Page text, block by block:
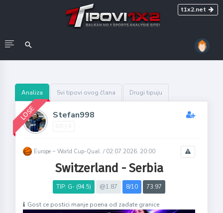
t1x2.net
Analiza Svi tipovi ovog člana Drugi tipuju
LOSE Stefan998
Europe ~ World Cup-Qual. / 02.07.2026. 20:00
Switzerland - Serbia
TIP: G- (94.5) @1.87 8/10 73:97
Gost ce postici manje poena od zadate granice